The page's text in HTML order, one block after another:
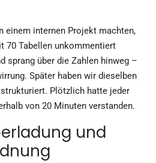
einem internen Projekt machten,
70 Tabellen unkommentiert
sprang über die Zahlen hinweg –
Später haben wir dieselben
Plötzlich hatte jeder
von 20 Minuten verstanden.
und